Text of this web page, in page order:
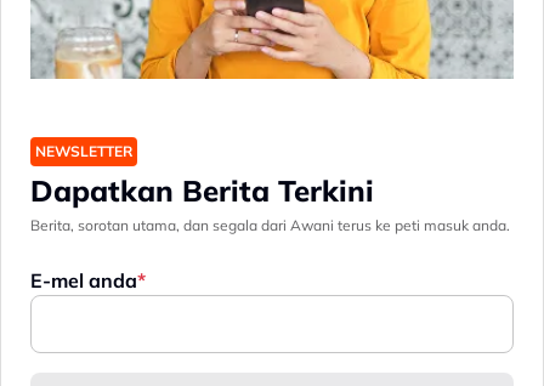
NEWSLETTER
Dapatkan Berita Terkini
Berita, sorotan utama, dan segala dari Awani terus ke peti masuk anda.
E-mel anda